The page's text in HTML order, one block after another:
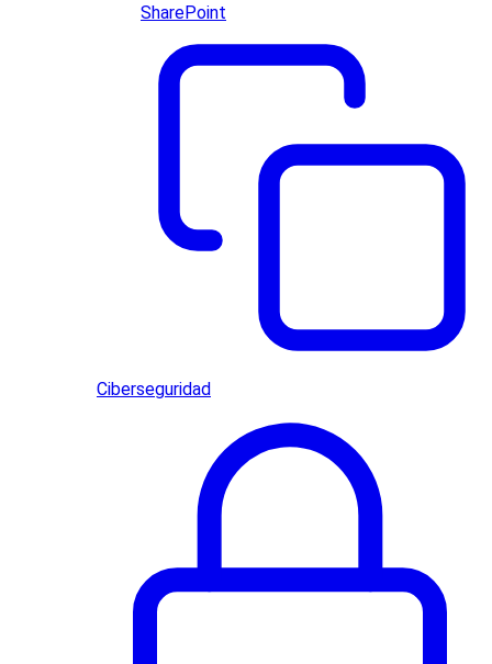
SharePoint
Ciberseguridad